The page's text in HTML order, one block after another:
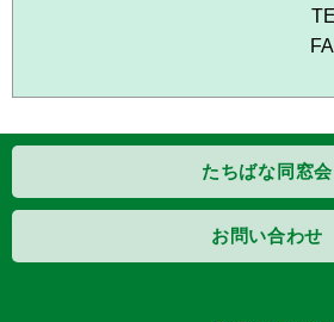
たちばな同窓会
お問い合わせ